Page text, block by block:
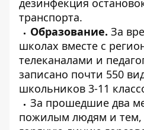
дезинфекция
транспорта.
Образование. За
школах вместе с
телеканалами и
записано почти 550
школьников 3-11
За прошедшие два
пожилым людям и тем,